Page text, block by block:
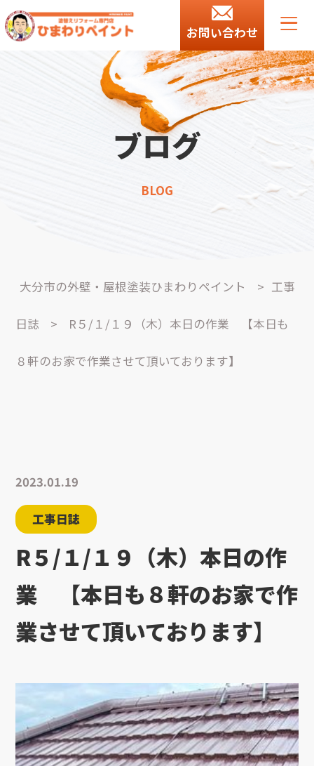
お問い合わせ
ブログ
BLOG
大分市の外壁・屋根塗装ひまわりペイント > 工事
日誌 > R５/１/１９（木）本日の作業 【本日も
８軒のお家で作業させて頂いております】
2023.01.19
工事日誌
R５/１/１９（木）本日の作
業 【本日も８軒のお家で作
業させて頂いております】